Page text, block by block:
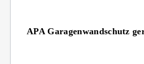
APA Garagenwandschutz